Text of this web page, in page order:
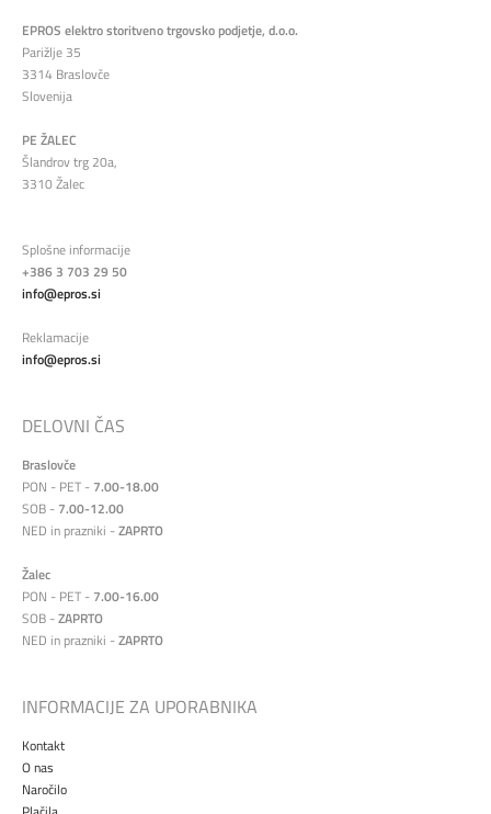
EPROS elektro storitveno trgovsko podjetje, d.o.o.
Parižlje 35
3314 Braslovče
Slovenija
PE ŽALEC
Šlandrov trg 20a,
3310 Žalec
Splošne informacije
+386 3 703 29 50
info@epros.si
Reklamacije
info@epros.si
DELOVNI ČAS
Braslovče
PON - PET - 7.00-18.00
SOB - 7.00-12.00
NED in prazniki -ZAPRTO
Žalec
PON - PET - 7.00-16.00
SOB -ZAPRTO
NED in prazniki -ZAPRTO
INFORMACIJE ZA UPORABNIKA
Kontakt
O nas
Naročilo